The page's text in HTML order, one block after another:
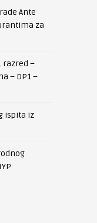
Ante
za
razred –
– DP1 –
ispita iz